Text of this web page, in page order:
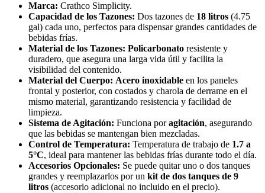
Marca: Crathco Simplicity.
Capacidad de los Tazones: Dos tazones de 18 litros (4.75
gal) cada uno, perfectos para dispensar grandes cantidades de
bebidas frías.
Material de los Tazones: Policarbonato resistente y
duradero, que asegura una larga vida útil y facilita la
visibilidad del contenido.
Material del Cuerpo: Acero inoxidable en los paneles
frontal y posterior, con costados y charola de derrame en el
mismo material, garantizando resistencia y facilidad de
limpieza.
Sistema de Agitación: Funciona poragitación, asegurando
que las bebidas se mantengan bien mezcladas.
Control de Temperatura: Temperatura de trabajo de 1.7 a
5°C, ideal para mantener las bebidas frías durante todo el día.
Accesorios Opcionales: Se puede quitar uno o dos tanques
grandes y reemplazarlos por un kit de dos tanques de 9
litros (accesorio adicional no incluido en el precio).